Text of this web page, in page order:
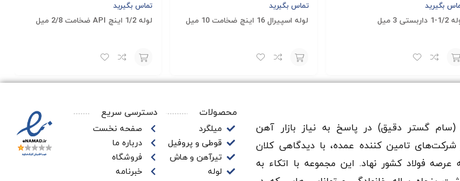
بگیرید
داربستی 3 میل
تماس بگیرید
لوله اسپیرال 16 اینچ ضخامت 10 میل
تماس بگیرید
لوله 1/2 اینچ API ضخامت 2/8 میل
سبد
گستر دقيق) در پاسخ به نیاز بازار آهن‌
تامین کننده عمده، با دیدگاهی کلان
عرصه فولاد کشور نهاد. این مجموعه با اتکاء به
محصولات
میلگرد
قوطی و پروفیل
تیرآهن و هاش
لوله
دسترسی سریع
صفحه نخست
درباره ما
فروشگاه
خبرنامه